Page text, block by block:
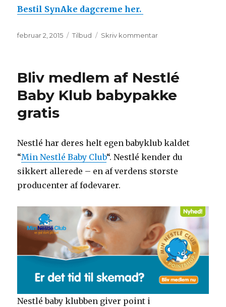
Bestil SynAke dagcreme her.
Udgivet
februar 2, 2015 Kategorier
Tilbud Skriv kommentartil
ansigtscreme
Bliv medlem af Nestlé
Baby Klub babypakke
gratis
Nestlé har deres helt egen babyklub kaldet
“Min Nestlé Baby Club“. Nestlé kender du
sikkert allerede – en af verdens største
producenter af fødevarer.
Nestlé baby klubben giver point i